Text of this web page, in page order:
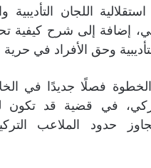
اللجان التأديبية
إضافة إلى شرح كيفية
وحق الأفراد في حرية
فصلًا جديدًا في
في قضية قد تكون
حدود الملاعب